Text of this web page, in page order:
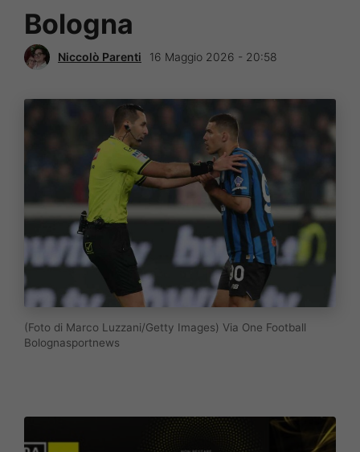
Bologna
Niccolò Parenti 16 Maggio 2026 - 20:58
(Foto di Marco Luzzani/Getty Images) Via One Football
Bolognasportnews